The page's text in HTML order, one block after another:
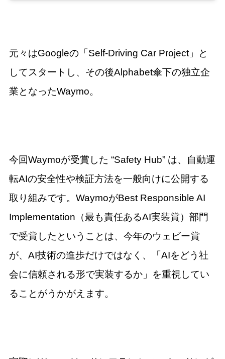
元々はGoogleの「Self-Driving Car Project」と
してスタートし、その後Alphabet傘下の独立企
業となったWaymo。
今回Waymoが受賞した “Safety Hub” は、自動運
転AIの安全性や検証方法を一般向けに公開する
取り組みです。WaymoがBest Responsible AI
Implementation（最も責任あるAI実装賞）部門
で受賞したということは、今年のウェビー賞
が、AI技術の進歩だけではなく、「AIをどう社
会に信頼される形で実装するか」を重視してい
ることがうかがえます。